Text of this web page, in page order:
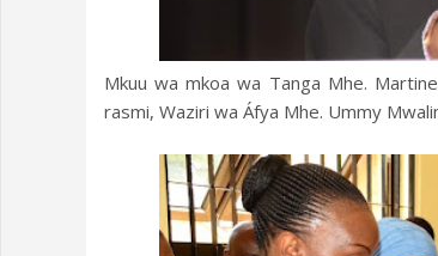
Mkuu wa mkoa wa Tanga Mhe.
rasmi, Waziri wa Áfya Mhe. Ummy